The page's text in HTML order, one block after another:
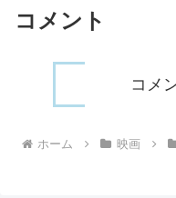
コメント
コメ
ホーム 映画